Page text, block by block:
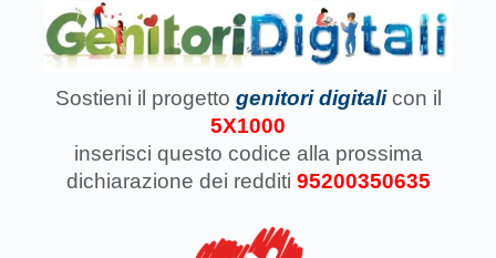
Sostieni il progetto genitori digitali con il
5X1000
inserisci questo codice alla prossima
dichiarazione dei redditi 95200350635